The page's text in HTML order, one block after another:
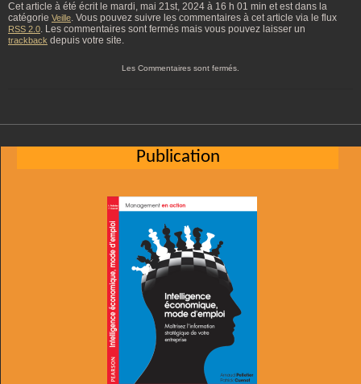
Cet article à été écrit le mardi, mai 21st, 2024 à 16 h 01 min et est dans la
catégorie Veille. Vous pouvez suivre les commentaires à cet article via le flux
RSS 2.0. Les commentaires sont fermés mais vous pouvez laisser un
trackback depuis votre site.
Les Commentaires sont fermés.
Publication